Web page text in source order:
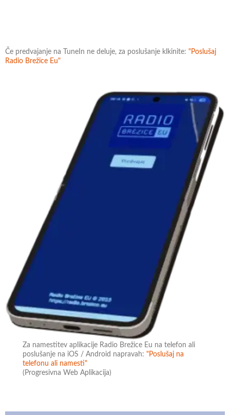
Če predvajanje na TuneIn ne deluje, za poslušanje klkinite: "Poslušaj
Radio Brežice Eu"
Za namestitev aplikacije Radio Brežice Eu na telefon ali
poslušanje na iOS / Android napravah:"Poslušaj na
telefonu ali namesti"
(Progresivna Web Aplikacija)